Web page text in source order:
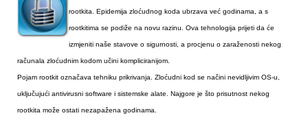
rootkita. Epidemija zloćudnog koda ubrzava već godinama, a s
rootkitima se podiže na novu razinu. Ova tehnologija prijeti da će
izmjeniti naše stavove o sigurnosti, a procjenu o zaraženosti nekog
računala zloćudnim kodom učini kompliciranijom.
Pojam rootkit označava tehniku prikrivanja. Zloćudni kod se načini nevidljivim OS-u,
uključujući antivirusni software i sistemske alate. Najgore je što prisutnost nekog
rootkita može ostati nezapažena godinama.